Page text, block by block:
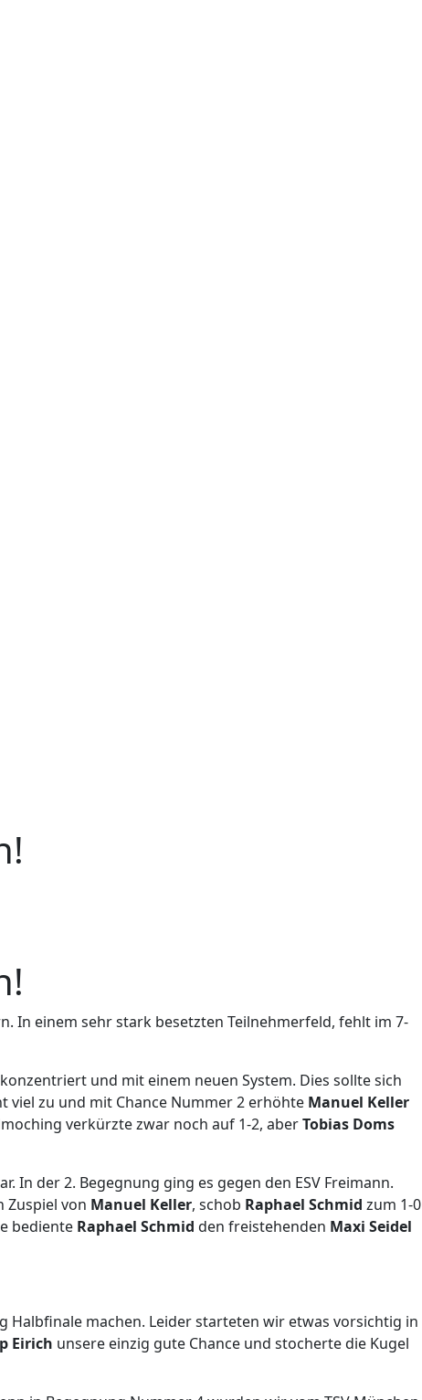
In einem sehr stark besetzten Teilnehmerfeld, fehlt im 7-
und mit einem neuen System. Dies sollte sich
viel zu und mit Chance Nummer 2 erhöhte Manuel Keller
verkürzte zwar noch auf 1-2, aberTobias Doms
In der 2. Begegnung ging es gegen den ESV Freimann.
Zuspiel von Manuel Keller, schob Raphael Schmid zum 1-0
bediente Raphael Schmid den freistehenden Maxi Seidel
machen. Leider starteten wir etwas vorsichtig in
Eirich unsere einzig gute Chance und stocherte die Kugel